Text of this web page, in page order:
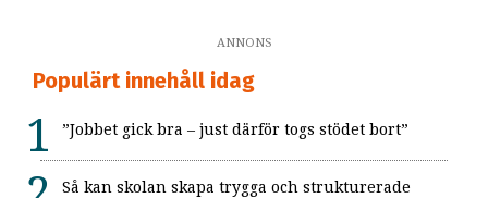
ANNONS
Populärt innehåll idag
”Jobbet gick bra – just därför togs stödet bort”
Så kan skolan skapa trygga och strukturerade